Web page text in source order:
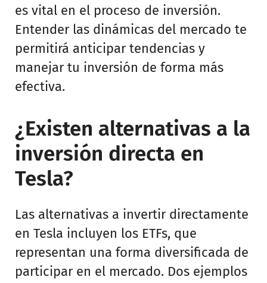
es vital en el proceso de inversión.
Entender las dinámicas del mercado te
permitirá anticipar tendencias y
manejar tu inversión de forma más
efectiva.
¿Existen alternativas a la
inversión directa en
Tesla?
Las alternativas a invertir directamente
en Tesla incluyen los ETFs, que
representan una forma diversificada de
participar en el mercado. Dos ejemplos